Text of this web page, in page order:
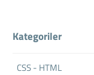
Kategoriler
CSS - HTML